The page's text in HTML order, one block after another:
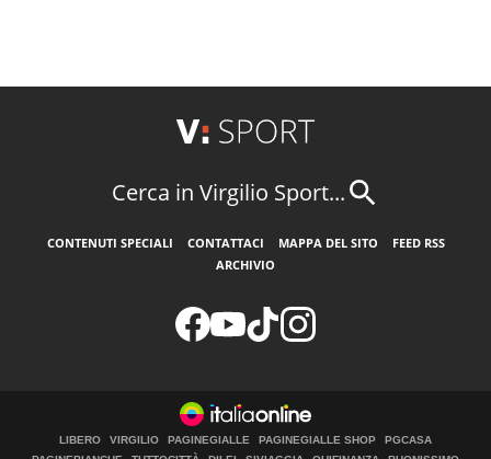
Cerca in Virgilio Sport...
CONTENUTI SPECIALI CONTATTACI MAPPA DEL SITO
FEED RSS
ARCHIVIO
LIBERO VIRGILIO PAGINEGIALLE PAGINEGIALLE SHOP
PGCASA